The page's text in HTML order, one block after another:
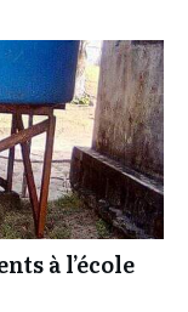
à l’école